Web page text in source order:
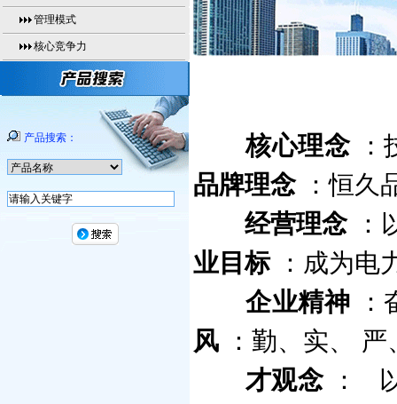
管理模式
核心竞争力
产品搜索： 核心理念
品牌理念
：恒久
经营理念
：
业目标
：成为电
企业精神
：
风
：勤、实、
严
才观念
：